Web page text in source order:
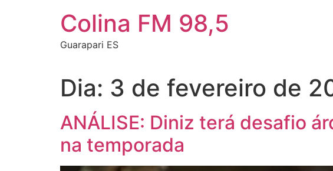
Colina FM 98,5
Guarapari ES
Dia: 3 de fevereiro de
ANÁLISE: Diniz terá desafio
na temporada